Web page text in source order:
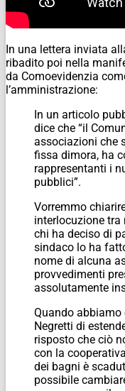
In una lettera inviata
ribadito poi nella
da Comoevidenzia
l’amministrazione:
In un articolo
dice che “il
associazioni che
fissa dimora, ha
rappresentanti i
pubblici”.
Vorremmo
interlocuzione tra
chi ha deciso di
sindaco lo ha
nome di alcuna
provvedimenti
assolutamente
Quando abbiamo
Negretti di
risposto che ciò
con la
dei bagni è
possibile